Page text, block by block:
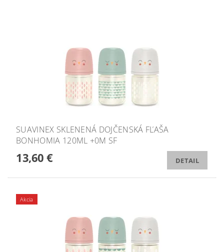
SUAVINEX SKLENENÁ DOJČENSKÁ FĽAŠA
BONHOMIA 120ML +0M SF
13,60 € DETAIL
Akcia